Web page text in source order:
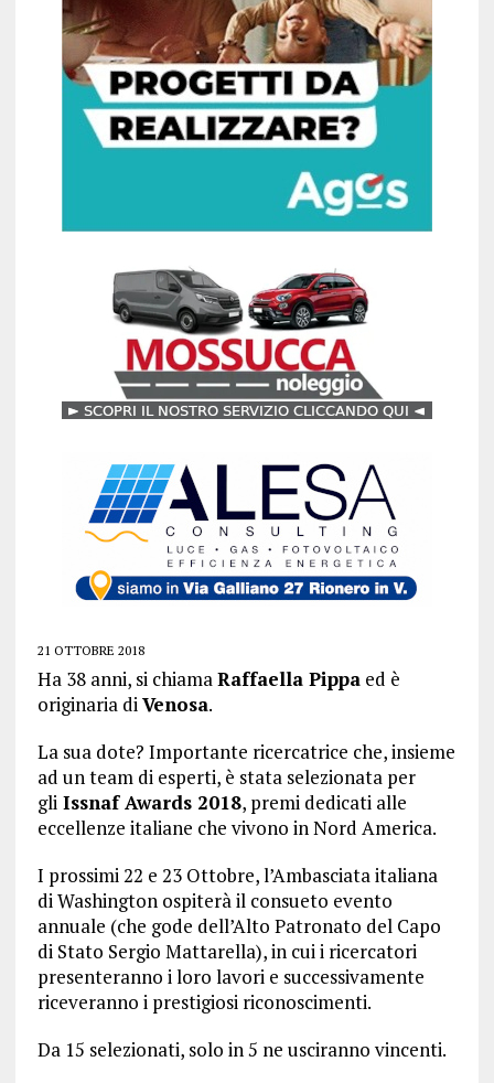
21 OTTOBRE 2018
Ha 38 anni, si chiamaRaffaella Pippaed è
originaria diVenosa.
La sua dote? Importante ricercatrice che, insieme
ad un team di esperti, è stata selezionata per
gliIssnaf Awards 2018, premi dedicati alle
eccellenze italiane che vivono in Nord America.
I prossimi 22 e 23 Ottobre, l’Ambasciata italiana
di Washington ospiterà il consueto evento
annuale (che gode dell’Alto Patronato del Capo
di Stato Sergio Mattarella), in cui i ricercatori
presenteranno i loro lavori e successivamente
riceveranno i prestigiosi riconoscimenti.
Da 15 selezionati, solo in 5 ne usciranno vincenti.